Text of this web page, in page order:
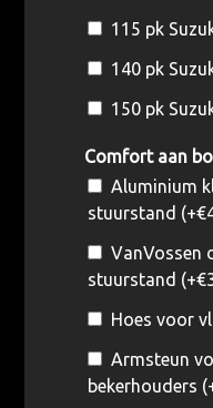
115 pk
140 pk
150 pk
Comfort aan
Aluminium
stuurstand (+€
VanVossen
stuurstand (+€
Hoes voor
Armsteun
bekerhouders